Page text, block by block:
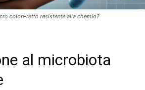
colon-retto resistente alla chemio?
al microbiota